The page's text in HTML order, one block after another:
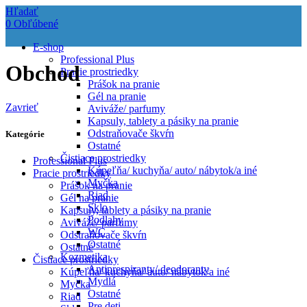
Hľadať
0 Obľúbené
E-shop
Professional Plus
Pracie prostriedky
Prášok na pranie
Gél na pranie
Aviváže/ parfumy
Kapsuly, tablety a pásiky na pranie
Odstraňovače škvŕn
Ostatné
Čistiace prostriedky
Kúpeľňa/ kuchyňa/ auto/ nábytok/a iné
Myčka
Riad
Sklo
Podlahy
WC
Ostatné
Kozmetika
Antiprespiranty/ deodoranty
Mydlá
Ostatné
Obchod
Zavrieť
Kategórie
Professional Plus
Pracie prostriedky
Prášok na pranie
Gél na pranie
Kapsuly, tablety a pásiky na pranie
Aviváže/ parfumy
Odstraňovače škvŕn
Ostatné
Čistiace prostriedky
Kúpeľňa/ kuchyňa/ auto/ nábytok/a iné
Myčka
Riad